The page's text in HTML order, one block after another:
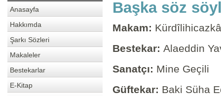
Anasayfa
Hakkımda
Şarkı Sözleri
Makaleler
Bestekarlar
E-Kitap
Başka söz
Makam:
Bestekar: Alaeddin
Sanatçı: Mine Geçili
Güftekar: Baki Süha